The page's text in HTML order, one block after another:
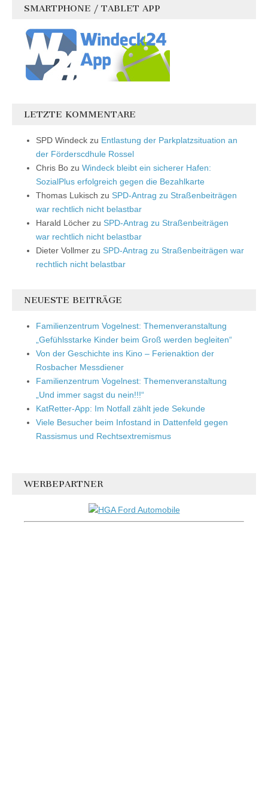
SMARTPHONE / TABLET APP
LETZTE KOMMENTARE
SPD Windeck zu Entlastung der Parkplatzsituation an
der Förderscdhule Rossel
Chris Bo zu Windeck bleibt ein sicherer Hafen:
SozialPlus erfolgreich gegen die Bezahlkarte
Thomas Lukisch zu SPD-Antrag zu Straßenbeiträgen
war rechtlich nicht belastbar
Harald Löcher zu SPD-Antrag zu Straßenbeiträgen
war rechtlich nicht belastbar
Dieter Vollmer zu SPD-Antrag zu Straßenbeiträgen war
rechtlich nicht belastbar
NEUESTE BEITRÄGE
Familienzentrum Vogelnest: Themenveranstaltung
„Gefühlsstarke Kinder beim Groß werden begleiten“
Von der Geschichte ins Kino – Ferienaktion der
Rosbacher Messdiener
Familienzentrum Vogelnest: Themenveranstaltung
„Und immer sagst du nein!!!“
KatRetter-App: Im Notfall zählt jede Sekunde
Viele Besucher beim Infostand in Dattenfeld gegen
Rassismus und Rechtsextremismus
WERBEPARTNER